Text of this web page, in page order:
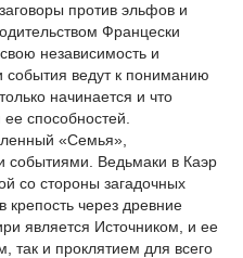
против эльфов и
Францески
независимость и
события ведут к пониманию
начинается и что
способностей.
«Семья»,
событиями. Ведьмаки в Каэр
со стороны загадочных
крепость через древние
является Источником, и ее
так и проклятием для всего